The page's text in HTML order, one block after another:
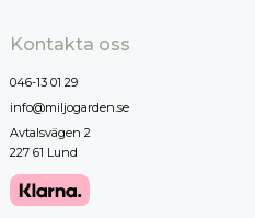
Kontakta oss
046-13 01 29
info@miljogarden.se
Avtalsvägen 2
227 61 Lund